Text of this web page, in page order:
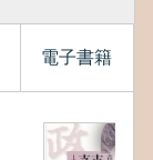
電子書籍